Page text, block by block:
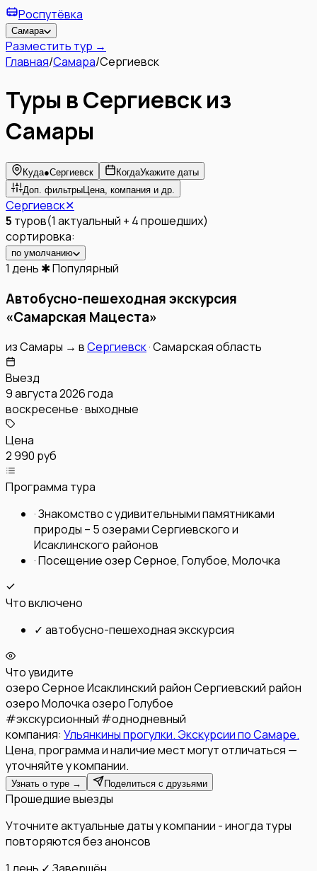
Роспутёвка
Самара
Разместить тур →
Главная/Самара/Сергиевск
Туры в Сергиевск из
Самары
Куда●Сергиевск КогдаУкажите даты
Доп. фильтры Цена, компания и др.
Сергиевск✕
5 туров(1 актуальный + 4прошедших)
сортировка:
по умолчанию
1 день ✱ Популярный
Автобусно-пешеходная экскурсия
«Самарская Мацеста»
изСамары → вСергиевск·Самарская область
Выезд
9 августа 2026 года
воскресенье · выходные
Цена
2 990 руб
Программа тура
·Знакомство с удивительными памятниками
природы – 5 озерами Сергиевского и
Исаклинского районов
·Посещение озер Серное, Голубое, Молочка
Что включено
✓ автобусно-пешеходная экскурсия
Что увидите
озеро СерноеИсаклинский районСергиевский район
озеро Молочкаозеро Голубое
#экскурсионный #однодневный
компания: Ульянкины прогулки. Экскурсии по Самаре.
Цена, программа и наличие мест могут отличаться —
уточняйте у компании.
Узнать о туре → Поделиться с друзьями
Прошедшие выезды
Уточните актуальные даты у компании - иногда туры
повторяются без анонсов